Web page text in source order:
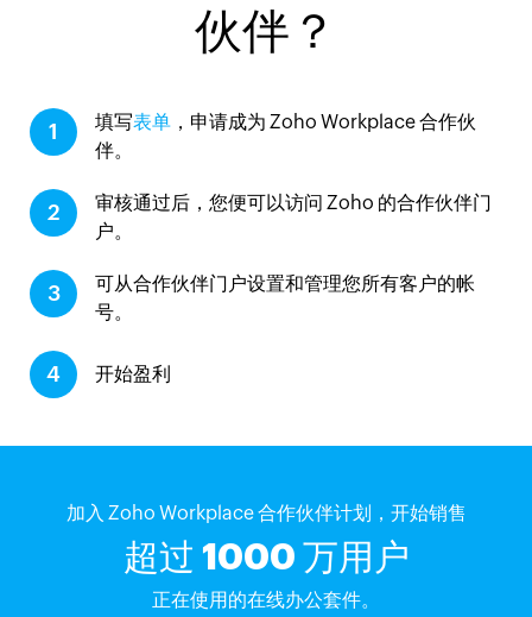
伙伴？
1 填写表单 ，申请成为 Zoho Workplace 合作伙
伴。
2
审核通过后，您便可以访问 Zoho 的合作伙伴门
户。
3
可从合作伙伴门户设置和管理您所有客户的帐
号。
4 开始盈利
加入 Zoho Workplace 合作伙伴计划，开始销售
超过 1000 万用户
正在使用的在线办公套件。